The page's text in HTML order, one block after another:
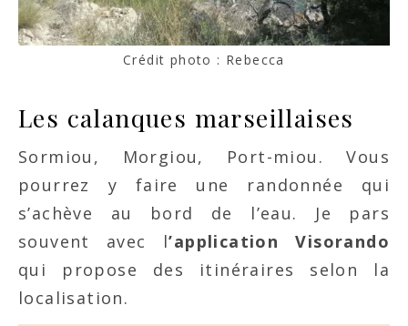
Crédit photo : Rebecca
Les calanques marseillaises
Sormiou, Morgiou, Port-miou. Vous
pourrez y faire une randonnée qui
s’achève au bord de l’eau. Je pars
souvent avec l’application Visorando
qui propose des itinéraires selon la
localisation.